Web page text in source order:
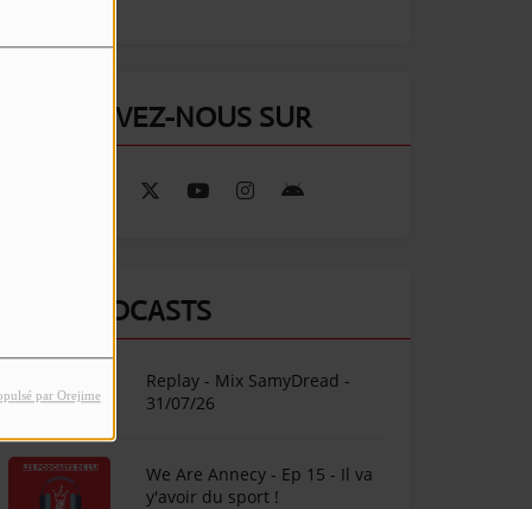
par Orejime
RETROUVEZ-NOUS SUR
NOS PODCASTS
Replay - Mix SamyDread -
31/07/26
We Are Annecy - Ep 15 - Il va
y'avoir du sport !